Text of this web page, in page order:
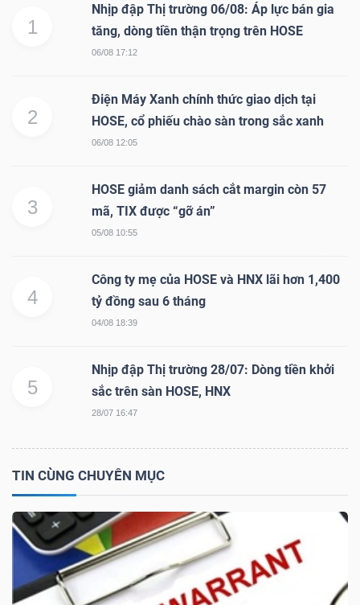
1
Nhịp đập Thị trường 06/08: Áp lực bán gia
tăng, dòng tiền thận trọng trên HOSE
06/08 17:12
2
Điện Máy Xanh chính thức giao dịch tại
HOSE, cổ phiếu chào sàn trong sắc xanh
06/08 12:05
3
HOSE giảm danh sách cắt margin còn 57
mã, TIX được “gỡ án”
05/08 10:55
4
Công ty mẹ của HOSE và HNX lãi hơn 1,400
tỷ đồng sau 6 tháng
04/08 18:39
5
Nhịp đập Thị trường 28/07: Dòng tiền khởi
sắc trên sàn HOSE, HNX
28/07 16:47
TIN CÙNG CHUYÊN MỤC
CÔNG
CỤ
ĐẦU
TƯ
TRUY